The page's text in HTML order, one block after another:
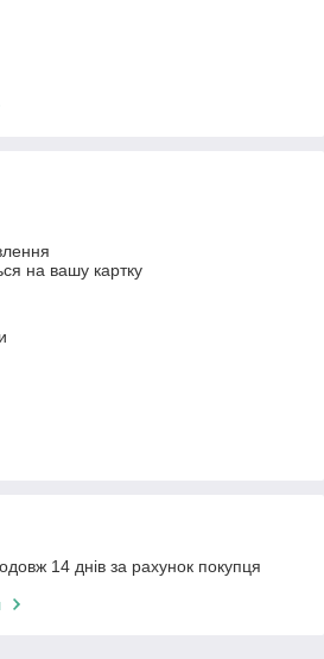
на вашу картку
14 днів за рахунок покупця